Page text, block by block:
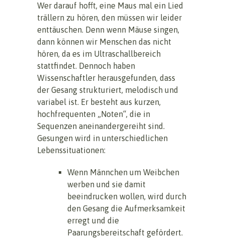
Wer darauf hofft, eine Maus mal ein Lied
trällern zu hören, den müssen wir leider
enttäuschen. Denn wenn Mäuse singen,
dann können wir Menschen das nicht
hören, da es im Ultraschallbereich
stattfindet. Dennoch haben
Wissenschaftler herausgefunden, dass
der Gesang strukturiert, melodisch und
variabel ist. Er besteht aus kurzen,
hochfrequenten „Noten“, die in
Sequenzen aneinandergereiht sind.
Gesungen wird in unterschiedlichen
Lebenssituationen:
Wenn Männchen um Weibchen
werben und sie damit
beeindrucken wollen, wird durch
den Gesang die Aufmerksamkeit
erregt und die
Paarungsbereitschaft gefördert.